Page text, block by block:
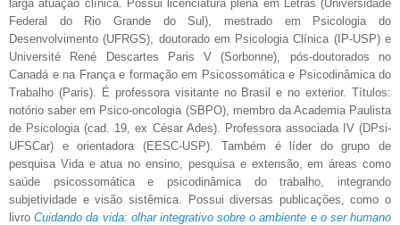
larga atuação clínica. Possui licenciatura plena em Letras (Universidade
Federal do Rio Grande do Sul), mestrado em Psicologia do
Desenvolvimento (UFRGS), doutorado em Psicologia Clínica (IP-USP) e
Université René Descartes Paris V (Sorbonne), pós-doutorados no
Canadá e na França e formação em Psicossomática e Psicodinâmica do
Trabalho (Paris). É professora visitante no Brasil e no exterior. Títulos:
notório saber em Psico-oncologia (SBPO), membro da Academia Paulista
de Psicologia (cad. 19, ex César Ades). Professora associada IV (DPsi-
UFSCar) e orientadora (EESC-USP). Também é líder do grupo de
pesquisa Vida e atua no ensino, pesquisa e extensão, em áreas como
saúde psicossomática e psicodinâmica do trabalho, integrando
subjetividade e visão sistêmica. Possui diversas publicações, como o
livroCuidando da vida: olhar integrativo sobre o ambiente e o ser humano